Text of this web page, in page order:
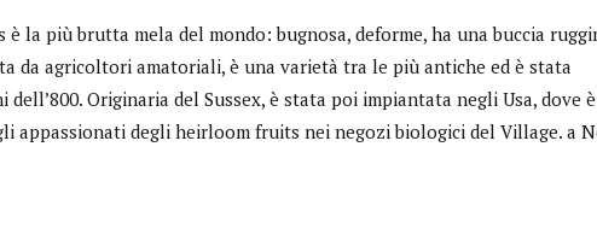
è la più brutta mela del mondo: bugnosa, deforme, ha una buccia
da agricoltori amatoriali, è una varietà tra le più antiche ed è stata
Originaria del Sussex, è stata poi impiantata negli Usa, dove è
appassionati degli heirloom fruits nei negozi biologici del Village. a